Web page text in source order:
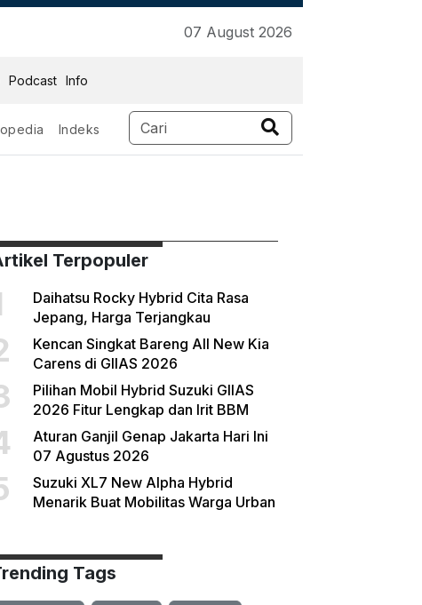
07 August 2026
Podcast Info
Indeks
Terpopuler
Daihatsu Rocky Hybrid Cita Rasa
Jepang, Harga Terjangkau
Kencan Singkat Bareng All New Kia
Carens di GIIAS 2026
Pilihan Mobil Hybrid Suzuki GIIAS
2026 Fitur Lengkap dan Irit BBM
Aturan Ganjil Genap Jakarta Hari Ini
07 Agustus 2026
Suzuki XL7 New Alpha Hybrid
Menarik Buat Mobilitas Warga Urban
Tags